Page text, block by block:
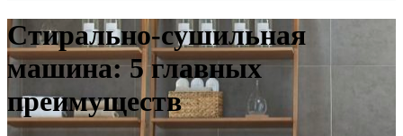
Стирально-сушильная
машина: 5 главных
преимуществ